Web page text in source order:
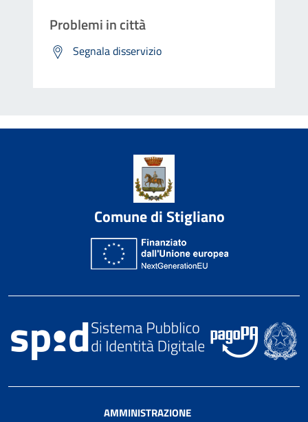
Problemi in città
Segnala disservizio
Comune di Stigliano
AMMINISTRAZIONE